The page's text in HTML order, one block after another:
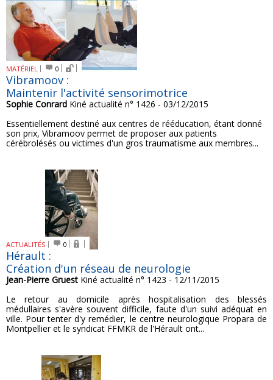
MATÉRIEL 0
Vibramoov :
Maintenir l'activité sensorimotrice
Sophie Conrard Kiné actualité n° 1426 - 03/12/2015
Essentiellement destiné aux centres de rééducation, étant donné
son prix, Vibramoov permet de proposer aux patients
cérébrolésés ou victimes d'un gros traumatisme aux membres...
ACTUALITÉS 0
Hérault :
Création d'un réseau de neurologie
Jean-Pierre Gruest Kiné actualité n° 1423 - 12/11/2015
Le retour au domicile après hospitalisation des blessés
médullaires s'avère souvent difficile, faute d'un suivi adéquat en
ville. Pour tenter d'y remédier, le centre neurologique Propara de
Montpellier et le syndicat FFMKR de l'Hérault ont...